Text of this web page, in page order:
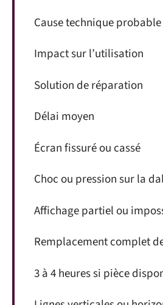
Cause technique probable
Impact sur l’utilisation
Solution de réparation
Délai moyen
Écran fissuré ou cassé
Choc ou pression sur la
Affichage partiel ou
Remplacement complet
3 à 4 heures si pièce